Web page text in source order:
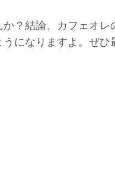
？結論、カフェオ
になりますよ。ぜ